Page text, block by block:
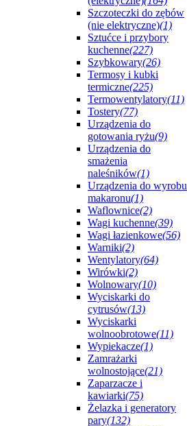
Szczoteczki do zębów
(nie elektryczne)(1)
Sztućce i przybory
kuchenne(227)
Szybkowary(26)
Termosy i kubki
termiczne(225)
Termowentylatory(11)
Tostery(77)
Urządzenia do
gotowania ryżu(9)
Urządzenia do
smażenia
naleśników(1)
Urządzenia do wyrobu
makaronu(1)
Waflownice(2)
Wagi kuchenne(39)
Wagi łazienkowe(56)
Warniki(2)
Wentylatory(64)
Wirówki(2)
Wolnowary(10)
Wyciskarki do
cytrusów(13)
Wyciskarki
wolnoobrotowe(11)
Wypiekacze(1)
Zamrażarki
wolnostojące(21)
Zaparzacze i
kawiarki(75)
Żelazka i generatory
pary(132)